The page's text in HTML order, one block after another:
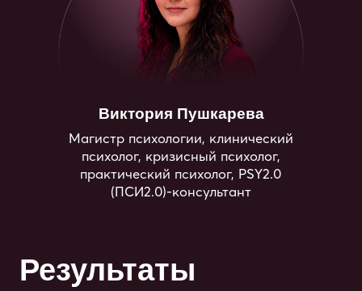
Присоединяйтесь
и начните путь к познанию
сексуальности
как неотъемлемой части
жизни и здоровья!
«Основы